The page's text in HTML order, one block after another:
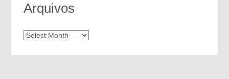
Arquivos
Arquivos